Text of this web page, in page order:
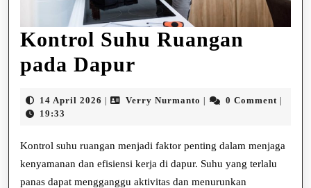
Kontrol Suhu Ruangan
pada Dapur
Ruangan
pada
Dapur
14 April 2026 14
| Verry Nurmanto Verry
| 0 Comment |
19:33
Kontrol suhu ruangan menjadi faktor penting dalam menjaga
kenyamanan dan efisiensi kerja di dapur. Suhu yang terlalu
panas dapat mengganggu aktivitas dan menurunkan